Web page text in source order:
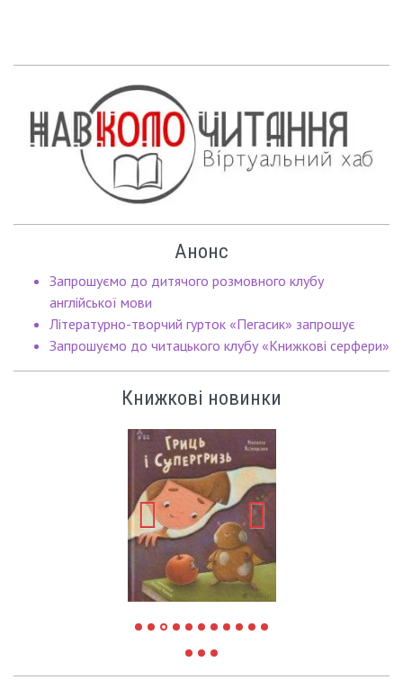
Анонс
Запрошуємо до дитячого розмовного клубу
англійської мови
Літературно-творчий гурток «Пегасик» запрошує
Запрошуємо до читацького клубу «Книжкові серфери»
Книжкові новинки